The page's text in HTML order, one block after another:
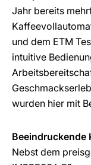
Jahr bereits
und dem ETM
intuitive
wurden hier mit
Beeindruckende
Nebst dem